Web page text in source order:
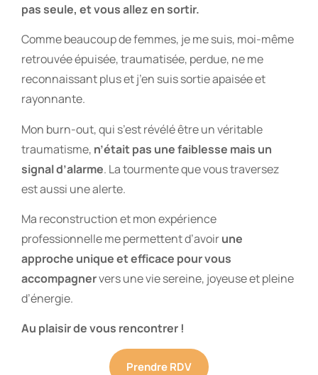
pas seule, et vous allez en sortir.
Comme beaucoup de femmes, je me suis, moi-même
retrouvée épuisée, traumatisée, perdue, ne me
reconnaissant plus et j’en suis sortie apaisée et
rayonnante.
Mon burn-out, qui s’est révélé être un véritable
traumatisme, n’était pas une faiblesse mais un
signal d’alarme. La tourmente que vous traversez
est aussi une alerte.
Ma reconstruction et mon expérience
professionnelle me permettent d’avoirune
approche unique et efficace pour vous
accompagnervers une vie sereine, joyeuse et pleine
d’énergie.
Au plaisir de vous rencontrer !
Prendre RDV